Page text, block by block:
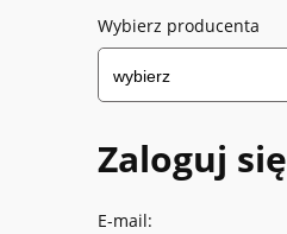
Wybierz producenta
Zaloguj się
E-mail: